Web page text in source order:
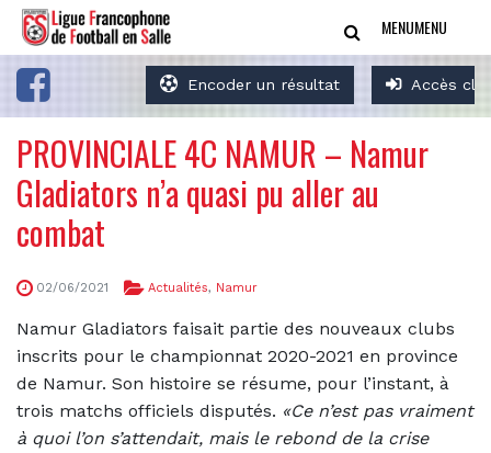
Encoder un résultat Accès
MENUMENU
PROVINCIALE 4C NAMUR – Namur
Gladiators n’a quasi pu aller au
combat
02/06/2021 Actualités, Namur
Namur Gladiators faisait partie des nouveaux clubs
inscrits pour le championnat 2020-2021 en province
de Namur. Son histoire se résume, pour l’instant, à
trois matchs officiels disputés. «Ce n’est pas vraiment
à quoi l’on s’attendait, mais le rebond de la crise